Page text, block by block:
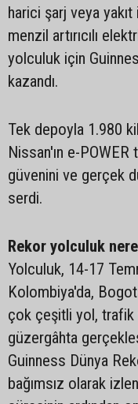
harici şarj veya
menzil artırıcılı
yolculuk için
kazandı.
Tek depoyla 1.980
Nissan'ın e-
güvenini ve gerçek
serdi.
Rekor yolculuk
Yolculuk, 14-17
Kolombiya'da,
çok çeşitli yol, trafik
güzergâhta
Guinness Dünya
bağımsız olarak